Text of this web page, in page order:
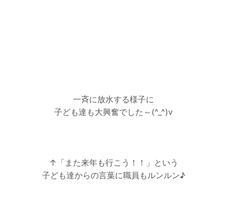
一斉に放水する様子に
子ども達も大興奮でした～(^_^)v
↑「また来年も行こう！！」という
子ども達からの言葉に職員もルンルン♪